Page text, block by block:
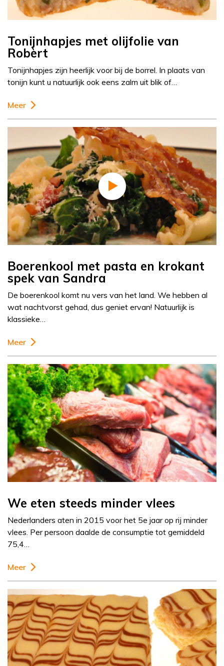
Tonijnhapjes met olijfolie van
Robèrt
Tonijnhapjes zijn heerlijk voor bij de borrel. In plaats van
tonijn kunt u natuurlijk ook eens zalm uit blik of…
Meer
Boerenkool met pasta en krokant
spek van Sandra
De boerenkool komt nu vers van het land. We hebben al
wat nachtvorst gehad, dus geniet ervan! Natuurlijk is
klassieke…
Meer
We eten steeds minder vlees
Nederlanders aten in 2015 voor het 5e jaar op rij minder
vlees. Per persoon daalde de consumptie tot gemiddeld
75,4…
Meer